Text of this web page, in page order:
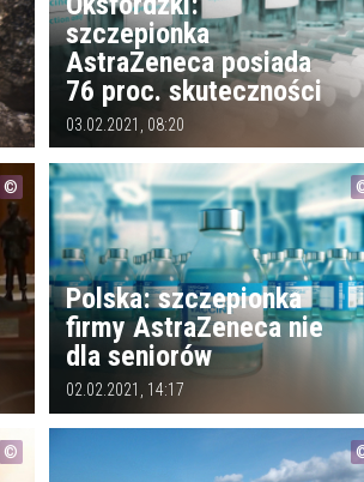
szczepionka
AstraZeneca posiada
76 proc. skuteczności
03.02.2021, 08:20
Polska: szczepionka
firmy AstraZeneca nie
dla seniorów
02.02.2021, 14:17